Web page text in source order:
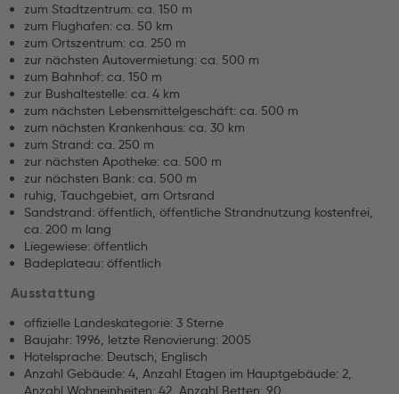
zum Stadtzentrum: ca. 150 m
zum Flughafen: ca. 50 km
zum Ortszentrum: ca. 250 m
zur nächsten Autovermietung: ca. 500 m
zum Bahnhof: ca. 150 m
zur Bushaltestelle: ca. 4 km
zum nächsten Lebensmittelgeschäft: ca. 500 m
zum nächsten Krankenhaus: ca. 30 km
zum Strand: ca. 250 m
zur nächsten Apotheke: ca. 500 m
zur nächsten Bank: ca. 500 m
ruhig, Tauchgebiet, am Ortsrand
Sandstrand: öffentlich, öffentliche Strandnutzung kostenfrei,
ca. 200 m lang
Liegewiese: öffentlich
Badeplateau: öffentlich
Ausstattung
offizielle Landeskategorie: 3 Sterne
Baujahr: 1996, letzte Renovierung: 2005
Hotelsprache: Deutsch, Englisch
Anzahl Gebäude: 4, Anzahl Etagen im Hauptgebäude: 2,
Anzahl Wohneinheiten: 42, Anzahl Betten: 90